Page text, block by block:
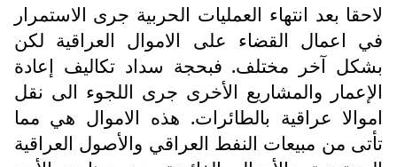
لاحقا بعد انتهاء العمليات الحربية جرى الاستمرار
في اعمال القضاء على الاموال العراقية لكن
بشكل آخر مختلف. فبحجة سداد تكاليف إعادة
الإعمار والمشاريع الأخرى جرى اللجوء الى نقل
اموالا عراقية بالطائرات. هذه الاموال هي مما
تأتى من مبيعات النفط العراقي والأصول العراقية